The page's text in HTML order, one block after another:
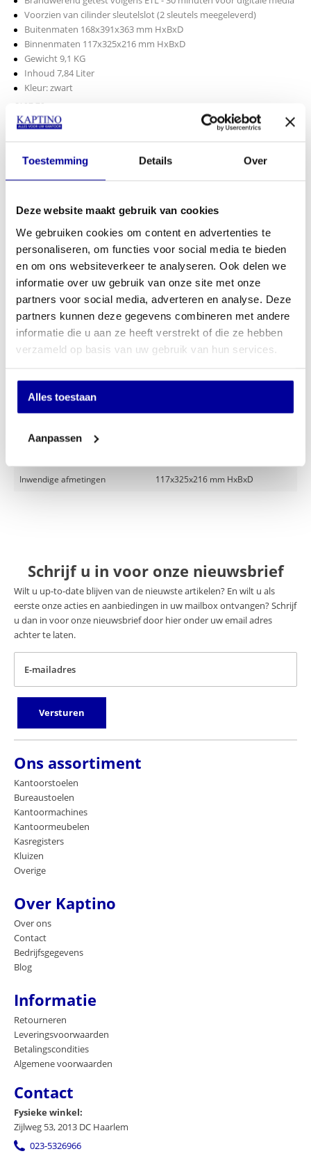
Toestemming Details Over
Deze website maakt gebruik van cookies
We gebruiken cookies om content en advertenties te
personaliseren, om functies voor social media te bieden
en om ons websiteverkeer te analyseren. Ook delen we
informatie over uw gebruik van onze site met onze
partners voor social media, adverteren en analyse. Deze
partners kunnen deze gegevens combineren met andere
informatie die u aan ze heeft verstrekt of die ze hebben
verzameld op basis van uw gebruik van hun services.
Alles toestaan
Aanpassen
Voorzien van cilinder sleutelslot (2 sleutels meegeleverd)
Buitenmaten 168x391x363 mm HxBxD
Binnenmaten 117x325x216 mm HxBxD
Gewicht 9,1 KG
Inhoud 7,84 Liter
Kleur: zwart
€ 107,70
INCL BTW:
Offerte aanvragen
Specificaties
Kleur Zwart
Brandwerendheid UL72 30 minuten
Inwendige afmetingen 117x325x216 mm HxBxD
Schrijf u in voor onze nieuwsbrief
Wilt u up-to-date blijven van de nieuwste artikelen? En wilt u als
eerste onze acties en aanbiedingen in uw mailbox ontvangen? Schrijf
u dan in voor onze nieuwsbrief door hier onder uw email adres
achter te laten.
E-mailadres
Versturen
Ons assortiment
Kantoorstoelen
Bureaustoelen
Kantoormachines
Kantoormeubelen
Kasregisters
Kluizen
Overige
Over Kaptino
Over ons
Contact
Bedrijfsgegevens
Blog
Informatie
Retourneren
Leveringsvoorwaarden
Betalingscondities
Algemene voorwaarden
Contact
Fysieke winkel:
Zijlweg 53, 2013 DC Haarlem
023-5326966